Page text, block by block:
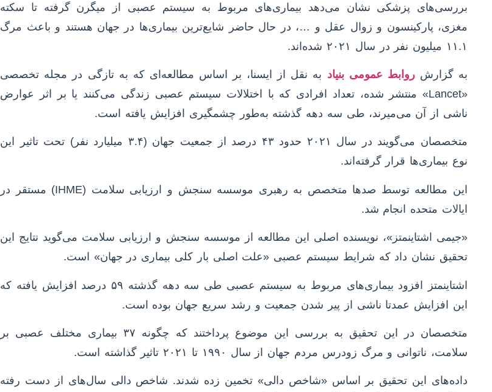
بررسی‌های پزشکی نشان می‌دهد بیماری‌های مربوط به سیستم عصبی از میگرن گرفته تا سکته
مغزی، پارکینسون و زوال عقل و …، در حال حاضر شایع‌ترین بیماری‌ها در جهان هستند و باعث مرگ
۱۱.۱ میلیون نفر در سال ۲۰۲۱ شده‌اند.
به گزارشروابط عمومی بنیاد به نقل از ایسنا، بر اساس مطالعه‌ای که به تازگی در مجله تخصصی
«Lancet» منتشر شده، تعداد افرادی که با اختلالات سیستم عصبی زندگی می‌کنند یا بر اثر عوارض
ناشی از آن می‌میرند، طی سه دهه گذشته به‌طور چشمگیری افزایش یافته است.
متخصصان می‌گویند در سال ۲۰۲۱ حدود ۴۳ درصد از جمعیت جهان (۳.۴ میلیارد نفر) تحت تاثیر این
نوع بیماری‌ها قرار گرفته‌اند.
این مطالعه توسط صدها متخصص به رهبری موسسه سنجش و ارزیابی سلامت (IHME) مستقر در
ایالات متحده انجام شد.
«جیمی اشتاینمتز»، نویسنده اصلی این مطالعه از موسسه سنجش و ارزیابی سلامت می‌گوید نتایج این
تحقیق نشان داد که شرایط سیستم عصبی «علت اصلی بار کلی بیماری در جهان» است.
اشتاینمتز افزود بیماری‌های مربوط به سیستم عصبی طی سه‌ دهه گذشته ۵۹ درصد افزایش یافته که
این افزایش عمدتا ناشی از پیر شدن جمعیت و رشد سریع جهان بوده است.
متخصصان در این تحقیق به بررسی این موضوع پرداختند که چگونه ۳۷ بیماری مختلف عصبی بر
سلامت، ناتوانی و مرگ زودرس مردم جهان از سال ۱۹۹۰ تا ۲۰۲۱ تاثیر گذاشته است.
داده‌های این تحقیق بر اساس «شاخص دالی» تخمین زده شدند. شاخص دالی سال‌های از دست رفته